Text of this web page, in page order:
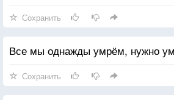
Сохранить
Все мы однажды умрём, нужно
Сохранить